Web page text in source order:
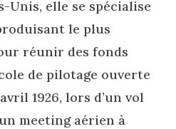
Unis, elle se spécialise
le plus
réunir des fonds
de pilotage ouverte
1926, lors d’un vol
meeting aérien à